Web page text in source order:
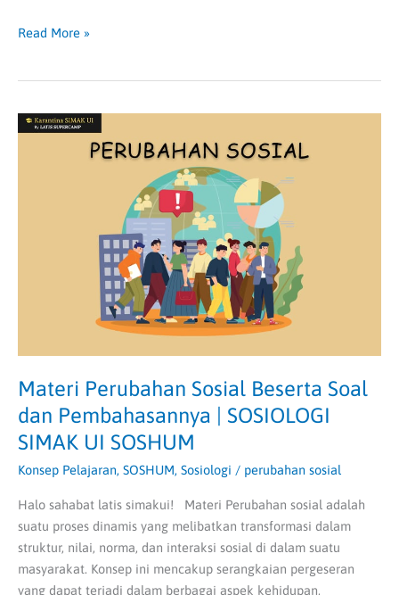
Read More »
Materi Perubahan Sosial Beserta Soal
dan Pembahasannya | SOSIOLOGI
SIMAK UI SOSHUM
Konsep Pelajaran, SOSHUM, Sosiologi / perubahan sosial
Halo sahabat latis simakui! Materi Perubahan sosial adalah
suatu proses dinamis yang melibatkan transformasi dalam
struktur, nilai, norma, dan interaksi sosial di dalam suatu
masyarakat. Konsep ini mencakup serangkaian pergeseran
yang dapat terjadi dalam berbagai aspek kehidupan,
Materi
Pembahasannya
SOSHUM